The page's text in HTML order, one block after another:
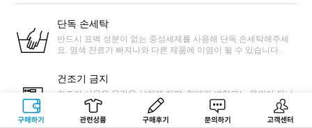
구매하기 관련상품 상품후기 문의하기 고객센터
단독 손세탁
반드시 표백 성분이 없는 중성세제를 사용해 단독 손세탁해주세
요. 염색 잔료가 빠져나와 다른 제품에 이염이 될 수 있습니다.
건조기 금지
건조기 사용은 옷감을 상하게 하며, 형태가 변형되는 원인이 됩니
다.절대 사용하지 말아주세요. 서늘한 그늘에서 자연건조를 권장
합니다.